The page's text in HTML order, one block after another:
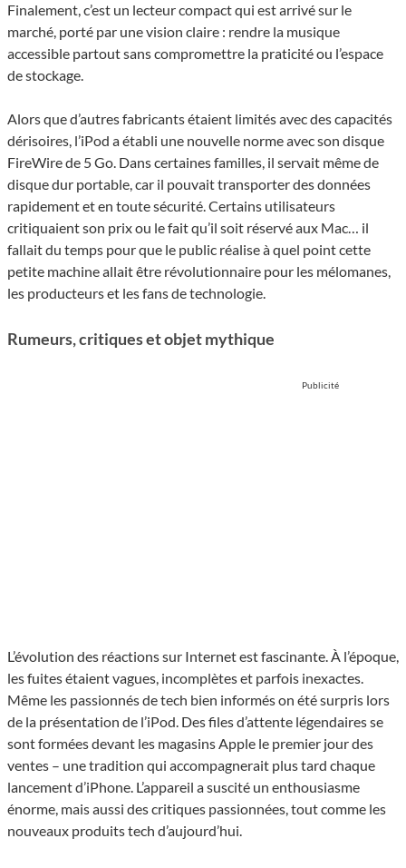
Finalement, c’est un lecteur compact qui est arrivé sur le
marché, porté par une vision claire : rendre la musique
accessible partout sans compromettre la praticité ou l’espace
de stockage.
Alors que d’autres fabricants étaient limités avec des capacités
dérisoires, l’iPod a établi une nouvelle norme avec son disque
FireWire de 5 Go. Dans certaines familles, il servait même de
disque dur portable, car il pouvait transporter des données
rapidement et en toute sécurité. Certains utilisateurs
critiquaient son prix ou le fait qu’il soit réservé aux Mac… il
fallait du temps pour que le public réalise à quel point cette
petite machine allait être révolutionnaire pour les mélomanes,
les producteurs et les fans de technologie.
Rumeurs, critiques et objet mythique
Publicité
L’évolution des réactions sur Internet est fascinante. À l’époque,
les fuites étaient vagues, incomplètes et parfois inexactes.
Même les passionnés de tech bien informés on été surpris lors
de la présentation de l’iPod. Des files d’attente légendaires se
sont formées devant les magasins Apple le premier jour des
ventes – une tradition qui accompagnerait plus tard chaque
lancement d’iPhone. L’appareil a suscité un enthousiasme
énorme, mais aussi des critiques passionnées, tout comme les
nouveaux produits tech d’aujourd’hui.